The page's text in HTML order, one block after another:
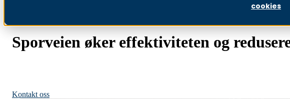
cookies
Sporveien øker effektiviteten og
Kontakt oss